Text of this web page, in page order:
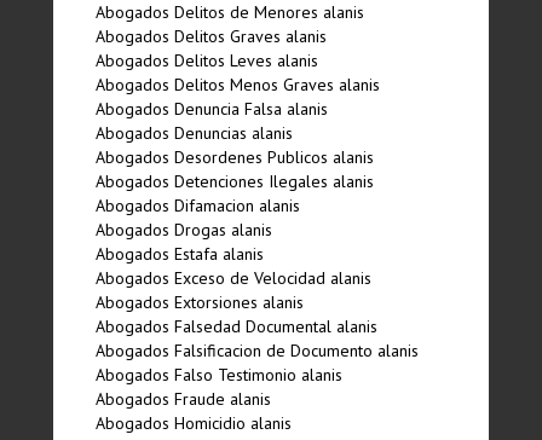
Abogados Delitos de Menores alanis
Abogados Delitos Graves alanis
Abogados Delitos Leves alanis
Abogados Delitos Menos Graves alanis
Abogados Denuncia Falsa alanis
Abogados Denuncias alanis
Abogados Desordenes Publicos alanis
Abogados Detenciones Ilegales alanis
Abogados Difamacion alanis
Abogados Drogas alanis
Abogados Estafa alanis
Abogados Exceso de Velocidad alanis
Abogados Extorsiones alanis
Abogados Falsedad Documental alanis
Abogados Falsificacion de Documento alanis
Abogados Falso Testimonio alanis
Abogados Fraude alanis
Abogados Homicidio alanis